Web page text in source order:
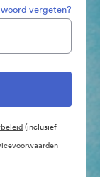
vergeten?
(inclusief